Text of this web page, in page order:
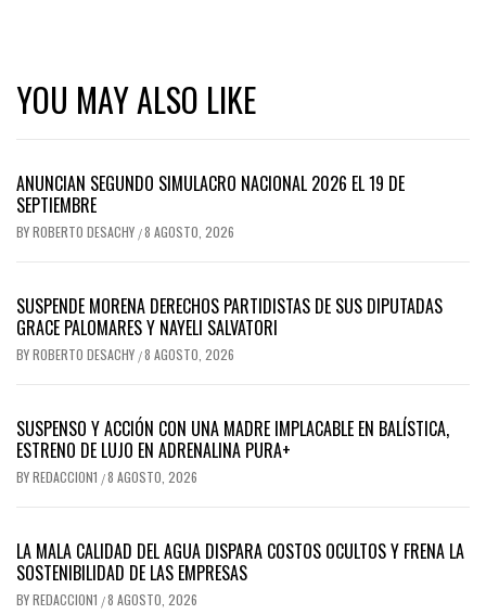
YOU MAY ALSO LIKE
ANUNCIAN SEGUNDO SIMULACRO NACIONAL 2026 EL 19 DE
SEPTIEMBRE
BYROBERTO DESACHY /8 AGOSTO, 2026
SUSPENDE MORENA DERECHOS PARTIDISTAS DE SUS DIPUTADAS
GRACE PALOMARES Y NAYELI SALVATORI
BYROBERTO DESACHY /8 AGOSTO, 2026
SUSPENSO Y ACCIÓN CON UNA MADRE IMPLACABLE EN BALÍSTICA,
ESTRENO DE LUJO EN ADRENALINA PURA+
BYREDACCION1 /8 AGOSTO, 2026
LA MALA CALIDAD DEL AGUA DISPARA COSTOS OCULTOS Y FRENA LA
SOSTENIBILIDAD DE LAS EMPRESAS
BYREDACCION1 /8 AGOSTO, 2026